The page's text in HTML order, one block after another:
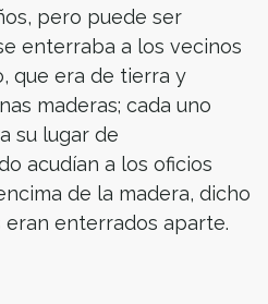
pero puede ser
enterraba a los vecinos
que era de tierra y
maderas; cada uno
su lugar de
acudían a los oficios
de la madera, dicho
eran enterrados aparte.